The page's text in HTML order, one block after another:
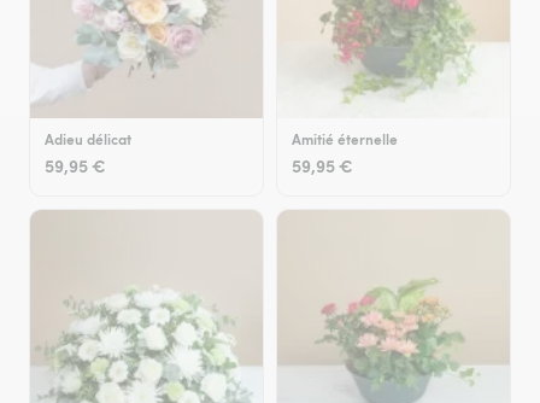
Adieu délicat
59,95 €
Amitié éternelle
59,95 €